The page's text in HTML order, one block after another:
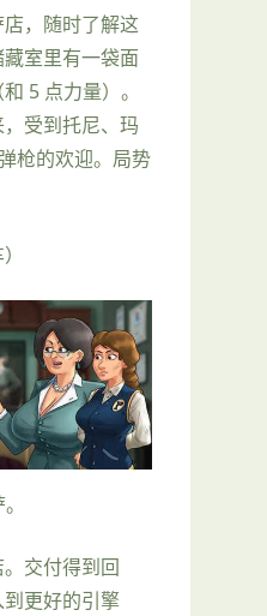
，随时了解这
室里有一袋面
5 点力量）。
受到托尼、玛
枪的欢迎。局势
交付得到回
更好的引擎